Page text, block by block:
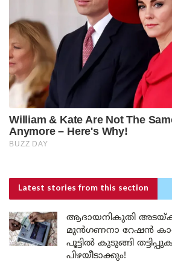
Latest stories from this section
ആദായനികുതി
മുൻഗണനാ റേഷൻ
പൂട്ടിൽ കുടുങ്ങി
പിഴയീടാക്കും!